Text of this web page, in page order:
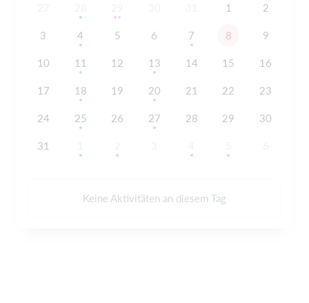
1 2
3 4 5 6 7 8 9
10 11 12 13 14 15 16
17 18 19 20 21 22 23
24 25 26 27 28 29 30
31
Keine Aktivitäten an diesem Tag